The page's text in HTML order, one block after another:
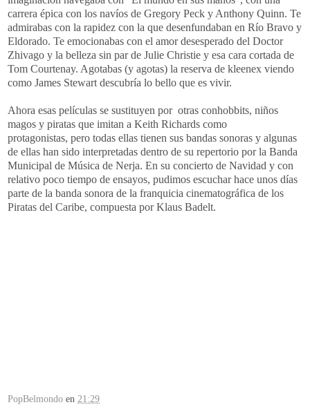
carrera épica con los navíos de Gregory Peck y Anthony Quinn. Te
admirabas con la rapidez con la que desenfundaban en Río Bravo y
Eldorado. Te emocionabas con el amor desesperado del Doctor
Zhivago y la belleza sin par de Julie Christie y esa cara cortada de
Tom Courtenay. Agotabas (y agotas) la reserva de kleenex viendo
como James Stewart descubría lo bello que es vivir.
Ahora esas películas se sustituyen por otras conhobbits, niños
magos y piratas que imitan a Keith Richards como
protagonistas, pero todas ellas tienen sus bandas sonoras y algunas
de ellas han sido interpretadas dentro de su repertorio por la Banda
Municipal de Música de Nerja. En su concierto de Navidad y con
relativo poco tiempo de ensayos, pudimos escuchar hace unos días
parte de la banda sonora de la franquicia cinematográfica de los
Piratas del Caribe, compuesta por Klaus Badelt.
PopBelmondo en 21:29